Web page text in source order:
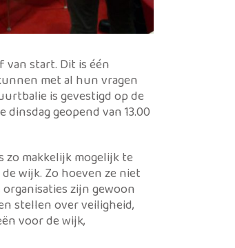
van start. Dit is één
met al hun vragen
is gevestigd op de
geopend van 13.00
makkelijk mogelijk te
wijk. Zo hoeven ze niet
zijn gewoon
stellen over veiligheid,
voor de wijk,